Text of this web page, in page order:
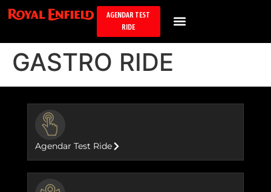
AGENDAR TEST
RIDE
GASTRO RIDE
Agendar Test Ride